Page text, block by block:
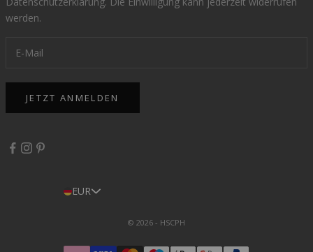
werden.
JETZT ANMELDEN
EUR
© 2026 - HSCPH